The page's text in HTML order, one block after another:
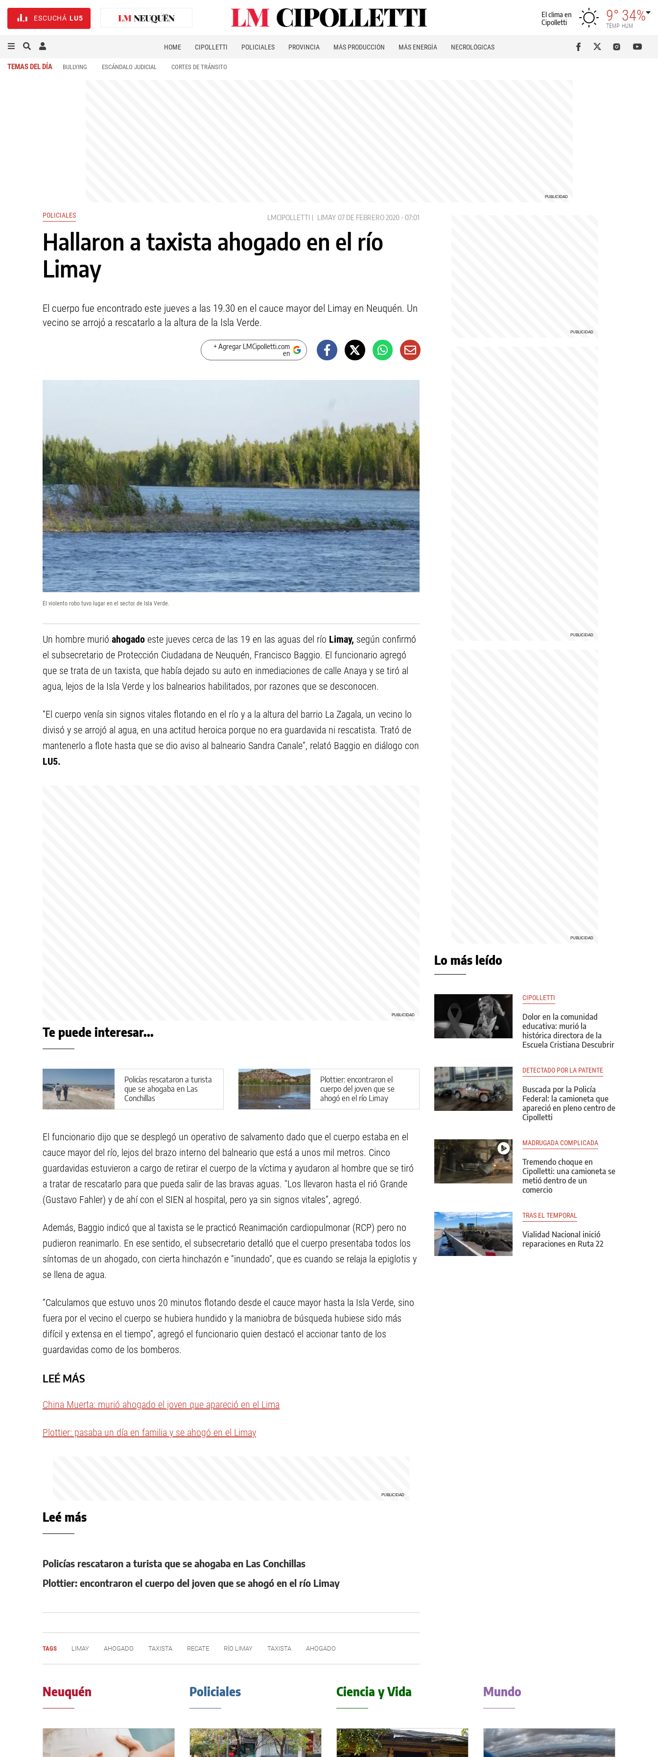
ESCUCHÁ LU5
El clima en
Cipolletti
9°
TEMP
34%
HUM
HOME CIPOLLETTI POLICIALES PROVINCIA MÁS PRODUCCIÓN MÁS ENERGÍA NECROLÓGICAS
TEMAS DEL DÍA BULLYING ESCÁNDALO JUDICIAL CORTES DE TRÁNSITO
POLICIALES LMCIPOLLETTI LIMAY 07 DE FEBRERO 2020 - 07:01
Hallaron a taxista ahogado en el río
Limay
El cuerpo fue encontrado este jueves a las 19.30 en el cauce mayor del Limay en Neuquén. Un
vecino se arrojó a rescatarlo a la altura de la Isla Verde.
+ Agregar LMCipolletti.com
en
El violento robo tuvo lugar en el sector de Isla Verde.
Un hombre murió ahogado este jueves cerca de las 19 en las aguas del río Limay, según confirmó
el subsecretario de Protección Ciudadana de Neuquén, Francisco Baggio. El funcionario agregó
que se trata de un taxista, que había dejado su auto en inmediaciones de calle Anaya y se tiró al
agua, lejos de la Isla Verde y los balnearios habilitados, por razones que se desconocen.
“El cuerpo venía sin signos vitales flotando en el río y a la altura del barrio La Zagala, un vecino lo
divisó y se arrojó al agua, en una actitud heroica porque no era guardavida ni rescatista. Trató de
mantenerlo a flote hasta que se dio aviso al balneario Sandra Canale”, relató Baggio en diálogo con
LU5.
Te puede interesar...
Policías rescataron a turista
que se ahogaba en Las
Conchillas
Plottier: encontraron el
cuerpo del joven que se
ahogó en el río Limay
El funcionario dijo que se desplegó un operativo de salvamento dado que el cuerpo estaba en el
cauce mayor del río, lejos del brazo interno del balneario que está a unos mil metros. Cinco
guardavidas estuvieron a cargo de retirar el cuerpo de la víctima y ayudaron al hombre que se tiró
a tratar de rescatarlo para que pueda salir de las bravas aguas. "Los llevaron hasta el rió Grande
(Gustavo Fahler) y de ahí con el SIEN al hospital, pero ya sin signos vitales”, agregó.
Además, Baggio indicó que al taxista se le practicó Reanimación cardiopulmonar (RCP) pero no
pudieron reanimarlo. En ese sentido, el subsecretario detalló que el cuerpo presentaba todos los
síntomas de un ahogado, con cierta hinchazón e “inundado”, que es cuando se relaja la epiglotis y
se llena de agua.
“Calculamos que estuvo unos 20 minutos flotando desde el cauce mayor hasta la Isla Verde, sino
fuera por el vecino el cuerpo se hubiera hundido y la maniobra de búsqueda hubiese sido más
difícil y extensa en el tiempo”, agregó el funcionario quien destacó el accionar tanto de los
guardavidas como de los bomberos.
LEÉ MÁS
China Muerta: murió ahogado el joven que apareció en el Lima
Plottier: pasaba un día en familia y se ahogó en el Limay
Leé más
Policías rescataron a turista que se ahogaba en Las Conchillas
Plottier: encontraron el cuerpo del joven que se ahogó en el río Limay
TAGS LIMAY AHOGADO TAXISTA RECATE RÍO LIMAY TAXISTA AHOGADO
Lo más leído
CIPOLLETTI
Dolor en la comunidad
educativa: murió la
histórica directora de la
Escuela Cristiana Descubrir
DETECTADO POR LA PATENTE
Buscada por la Policía
Federal: la camioneta que
apareció en pleno centro de
Cipolletti
MADRUGADA COMPLICADA
Tremendo choque en
Cipolletti: una camioneta se
metió dentro de un
comercio
TRAS EL TEMPORAL
Vialidad Nacional inició
reparaciones en Ruta 22
Neuquén Policiales Ciencia y Vida Mundo